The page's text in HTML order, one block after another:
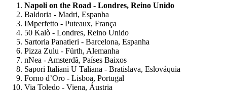
Napoli on the Road - Londres, Reino Unido
Baldoria - Madri, Espanha
IMperfetto - Puteaux, França
50 Kalò - Londres, Reino Unido
Sartoria Panatieri - Barcelona, Espanha
Pizza Zulu - Fürth, Alemanha
nNea - Amsterdã, Países Baixos
Sapori Italiani U Taliana - Bratislava, Eslováquia
Forno d’Oro - Lisboa, Portugal
Via Toledo - Viena, Áustria